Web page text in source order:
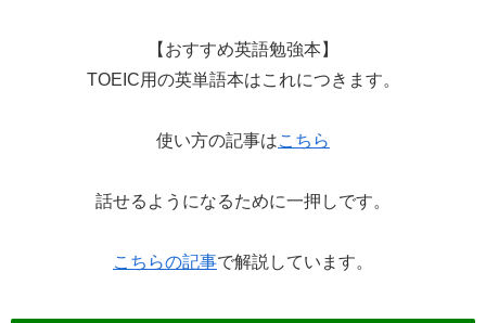
【おすすめ英語勉強本】
TOEIC用の英単語本はこれにつきます。
使い方の記事はこちら
話せるようになるために一押しです。
こちらの記事で解説しています。